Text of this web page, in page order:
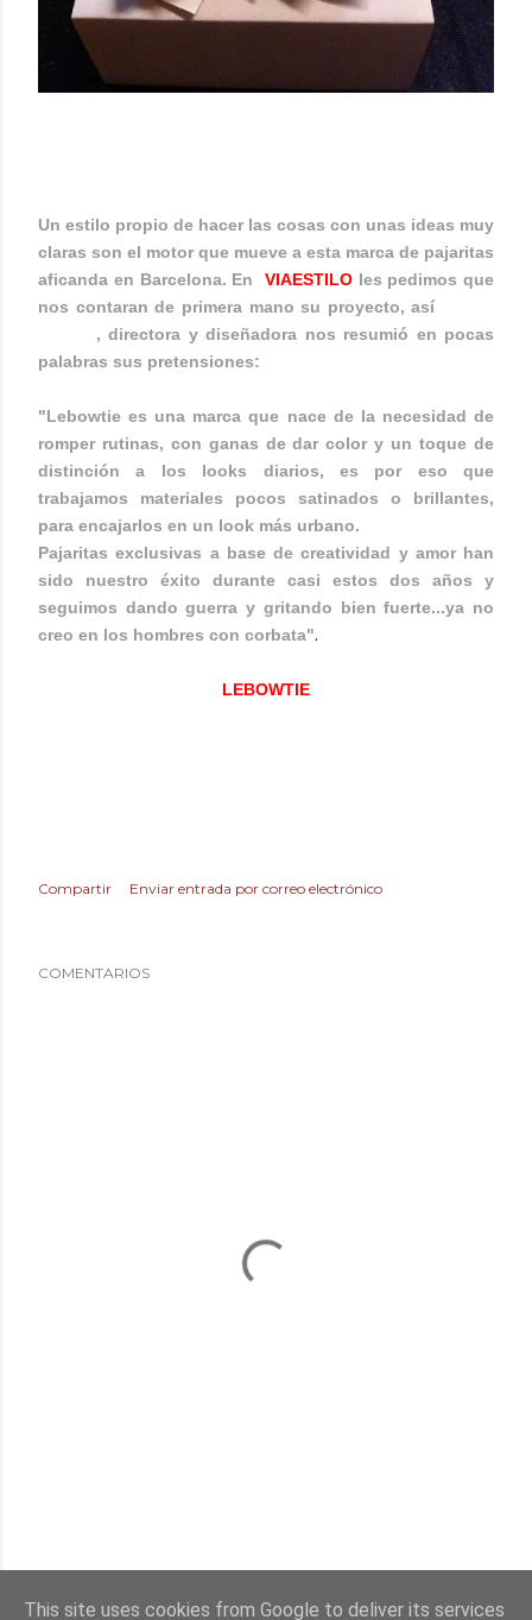
Un estilo propio de hacer las cosas con unas ideas muy
claras son el motor que mueve a esta marca de pajaritas
aficanda en Barcelona. En VIAESTILOles pedimos que
nos contaran de primera mano su proyecto, así
, directora y diseñadora nos resumió en pocas
palabras sus pretensiones:
"Lebowtie es una marca que nace de la necesidad de
romper rutinas, con ganas de dar color y un toque de
distinción a los looks diarios, es por eso que
trabajamos materiales pocos satinados o brillantes,
para encajarlos en un look más urbano.
Pajaritas exclusivas a base de creatividad y amor han
sido nuestro éxito durante casi estos dos años y
seguimos dando guerra y gritando bien fuerte...ya no
creo en los hombres con corbata".
LEBOWTIE
Compartir Enviar entrada por correo electrónico
COMENTARIOS
This site uses cookies from Google to deliver its services